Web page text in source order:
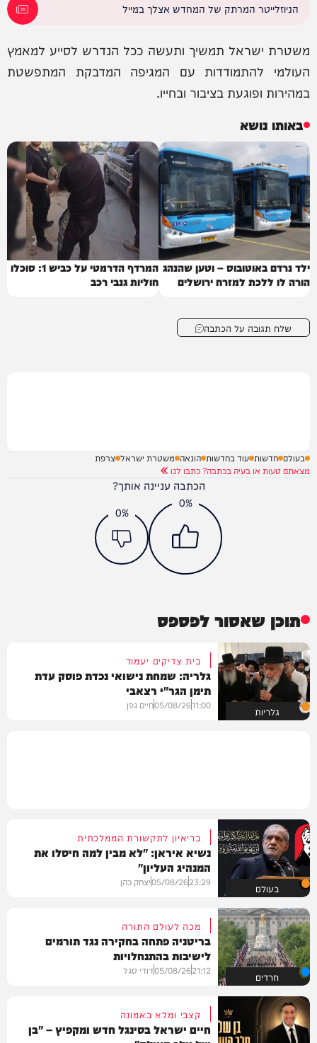
הניוזלייטר המרתק של המחדש אצלך במייל
משטרת ישראל תמשיך ותעשה ככל הנדרש לסייע למאמץ
העולמי להתמודדות עם המגיפה המדבקת המתפשטת
במהירות ופוגעת בציבור ובחייו.
באותו נושא
ילד נרדם באוטובוס – וטען שהנהג
הורה לו ללכת למזרח ירושלים
המרדף הדרמטי על כביש 1: סוכלו
חוליות גנבי רכב
שלח תגובה על הכתבה
בעולם חדשות עוד בחדשות הונאה משטרת ישראל צרפת
מצאתם טעות או בעיה בכתבה? כתבו לנו
הכתבה עניינה אותך?
0%
0%
תוכן שאסור לפספס
גלריות
בית צדיקים יעמוד
גלריה: שמחת נישואי נכדת פוסק עדת
תימן הגר"י רצאבי
11:00
05/08/26חיים גפן
בעולם
בריאיון לתקשורת הממלכתית
נשיא איראן: "לא מבין למה חיסלו את
המנהיג העליון"
23:29
05/08/26יצחק כהן
חרדים
מכה לעולם התורה
בריטניה פתחה בחקירה נגד תורמים
לישיבות בהתנחלויות
21:12
05/08/26דודי סגל
קצבי ומלא באמונה
חיים ישראל בסינגל חדש ומקפיץ – "בן